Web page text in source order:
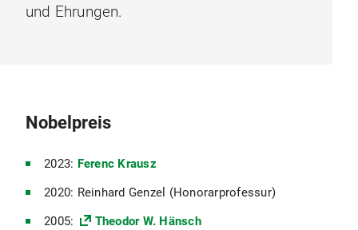
und Ehrungen.
Nobelpreis
2023: Ferenc Krausz
2020: Reinhard Genzel (Honorarprofessur)
2005:
Theodor W. Hänsch